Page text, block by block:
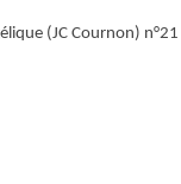
(JC Cournon) n°21